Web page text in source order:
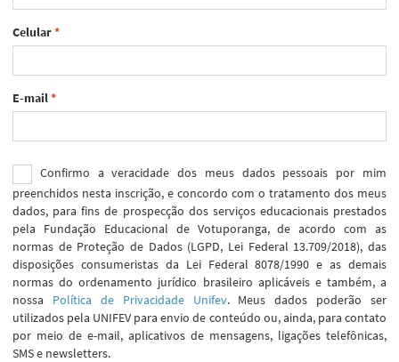
Celular*
E-mail*
Confirmo a veracidade dos meus dados pessoais por mim
preenchidos nesta inscrição, e concordo com o tratamento dos meus
dados, para fins de prospecção dos serviços educacionais prestados
pela Fundação Educacional de Votuporanga, de acordo com as
normas de Proteção de Dados (LGPD, Lei Federal 13.709/2018), das
disposições consumeristas da Lei Federal 8078/1990 e as demais
normas do ordenamento jurídico brasileiro aplicáveis e também, a
nossa Política de Privacidade Unifev. Meus dados poderão ser
utilizados pela UNIFEV para envio de conteúdo ou, ainda, para contato
por meio de e-mail, aplicativos de mensagens, ligações telefônicas,
SMS e newsletters.